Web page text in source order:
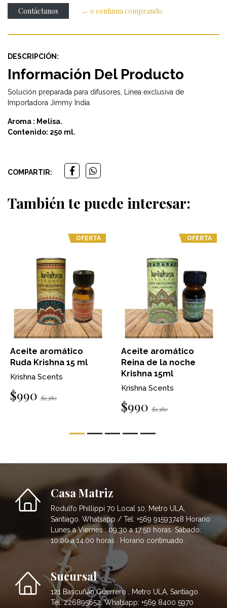
Contáctanos ← o continua comprando
DESCRIPCIÓN:
Información Del Producto
Solución preparada para difusores, Línea exclusiva de
Importadora Jimmy India.
Aroma : Melisa.
Contenido: 250 ml.
COMPARTIR:
También te puede interesar:
OFERTA
Aceite aromático
Ruda Krishna 15 ml
Krishna Scents
$990 $1.380
OFERTA
Aceite aromático
Reina de la noche
Krishna 15ml
Krishna Scents
$990 $1.380
Casa Matriz
Rodulfo Phillippi 70 Local 10, Metro ULA,
Santiago. Whatsapp / Tel: +569 91593748 Horario
Lunes a Viernes : 09:30 a 17:50 horas. Sábado:
10:00 a 14:00 horas . Horario continuado.
Sucursal
121 Bascuñán Guerrero , Metro ULA, Santiago.
Tel: 226895652. Whatsapp: +569 8400 5970